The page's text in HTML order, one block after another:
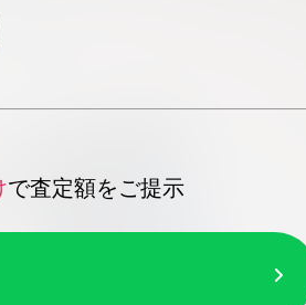
で査定額をご提示